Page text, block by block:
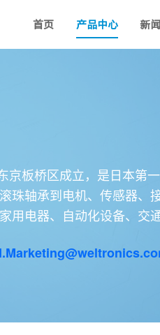
首页 产品中心 新
京板桥区成立，是日本第
珠轴承到电机、传感器、
用电器、自动化设备、交